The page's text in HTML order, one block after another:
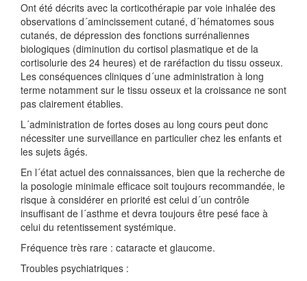
Ont été décrits avec la corticothérapie par voie inhalée des
observations d´amincissement cutané, d´hématomes sous
cutanés, de dépression des fonctions surrénaliennes
biologiques (diminution du cortisol plasmatique et de la
cortisolurie des 24 heures) et de raréfaction du tissu osseux.
Les conséquences cliniques d´une administration à long
terme notamment sur le tissu osseux et la croissance ne sont
pas clairement établies.
L´administration de fortes doses au long cours peut donc
nécessiter une surveillance en particulier chez les enfants et
les sujets âgés.
En l´état actuel des connaissances, bien que la recherche de
la posologie minimale efficace soit toujours recommandée, le
risque à considérer en priorité est celui d´un contrôle
insuffisant de l´asthme et devra toujours être pesé face à
celui du retentissement systémique.
Fréquence très rare : cataracte et glaucome.
Troubles psychiatriques :